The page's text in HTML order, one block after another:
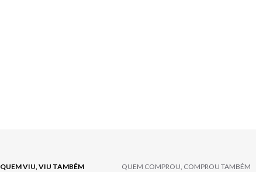
QUEM VIU, VIU TAMBÉM QUEM COMPROU, COMPROU TAMBÉM